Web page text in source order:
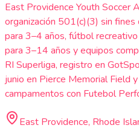
East Providence Youth Soccer
organización 501(c)(3) sin
para 3–4 años, fútbol
para 3–14 años y equipos
RI Superliga, registro en
junio en Pierce Memorial Field
campamentos con Futebol
East Providence, Rhode